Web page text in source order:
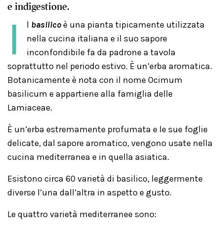
e indigestione.
I l basilicoè una pianta tipicamente utilizzata
nella cucina italiana e il suo sapore
inconfondibile fa da padrone a tavola
soprattutto nel periodo estivo. È un’erba aromatica.
Botanicamente è nota con il nome Ocimum
basilicum e appartiene alla famiglia delle
Lamiaceae.
È un’erba estremamente profumata e le sue foglie
delicate, dal sapore aromatico, vengono usate nella
cucina mediterranea e in quella asiatica.
Esistono circa 60 varietà di basilico, leggermente
diverse l’una dall’altra in aspetto e gusto.
Le quattro varietà mediterranee sono: